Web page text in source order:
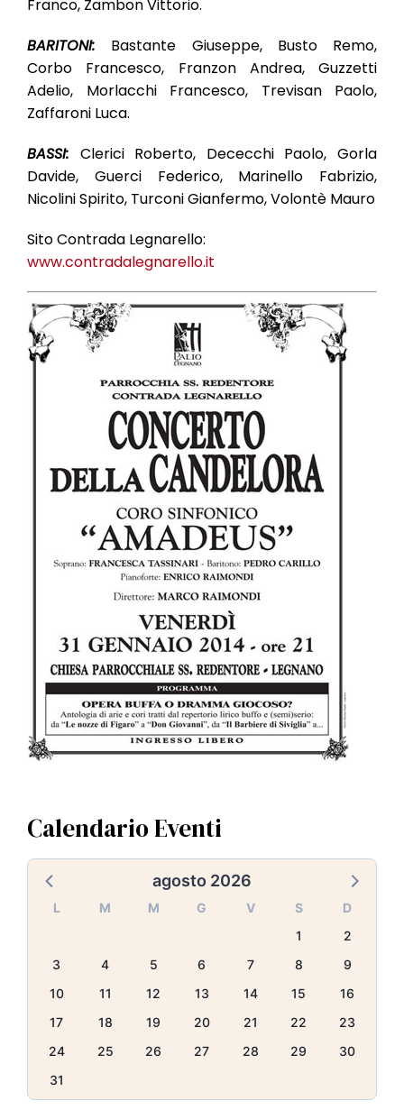
Franco, Zambon Vittorio.
BARITONI: Bastante Giuseppe, Busto Remo,
Corbo Francesco, Franzon Andrea, Guzzetti
Adelio, Morlacchi Francesco, Trevisan Paolo,
Zaffaroni Luca.
BASSI: Clerici Roberto, Dececchi Paolo, Gorla
Davide, Guerci Federico, Marinello Fabrizio,
Nicolini Spirito, Turconi Gianfermo, Volontè Mauro
Sito Contrada Legnarello:
www.contradalegnarello.it
Calendario Eventi
agosto 2026
L M M G V S
D
1
2
3
4 5 6 7 8
9
10
11 12 13 14 15
16
17
18 19 20 21 22
23
24
25 26 27 28 29
30
31